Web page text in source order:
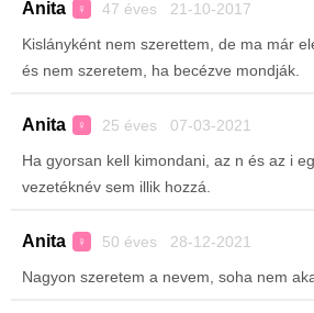
Anita ♀ 47 éves 21-10-2017
Kislányként nem szerettem, de ma már
és nem szeretem, ha becézve mondják.
Anita ♀ 25 éves 07-03-2021
Ha gyorsan kell kimondani, az n és az i
vezetéknév sem illik hozzá.
Anita ♀ 50 éves 28-12-2021
Nagyon szeretem a nevem, soha nem